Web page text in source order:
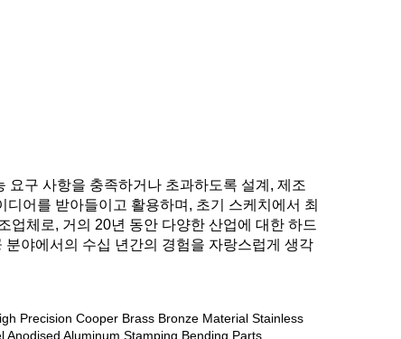
요구 사항을 충족하거나 초과하도록 설계, 제조
어를 받아들이고 활용하며, 초기 스케치에서 최
업체로, 거의 20년 동안 다양한 산업에 대한 하드
야에서의 수십 년간의 경험을 자랑스럽게 생각